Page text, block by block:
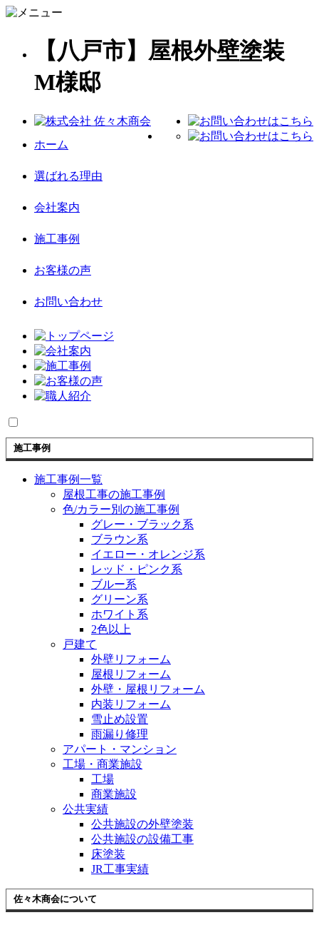
【八戸市】屋根外壁塗装
M様邸
ホーム
選ばれる理由
会社案内
施工事例
お客様の声
お問い合わせ
施工事例
施工事例一覧
屋根工事の施工事例
色/カラー別の施工事例
グレー・ブラック系
ブラウン系
イエロー・オレンジ系
レッド・ピンク系
ブルー系
グリーン系
ホワイト系
2色以上
戸建て
外壁リフォーム
屋根リフォーム
外壁・屋根リフォーム
内装リフォーム
雪止め設置
雨漏り修理
アパート・マンション
工場・商業施設
工場
商業施設
公共実績
公共施設の外壁塗装
公共施設の設備工事
床塗装
JR工事実績
佐々木商会について